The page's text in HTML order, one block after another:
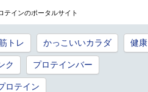
テインのポータルサイト
トレ かっこいいカラダ 健康
ク プロテインバー
ロテイン